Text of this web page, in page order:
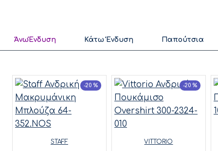
ΆνωΈνδυση Κάτω Ένδυση Παπούτσια
-20 %
STAFF
-20 %
VITTORIO